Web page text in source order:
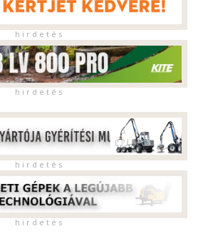
h i r d e t é s
h i r d e t é s
h i r d e t é s
h i r d e t é s